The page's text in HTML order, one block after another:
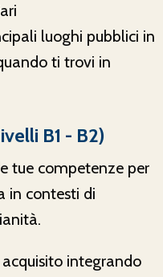
luoghi pubblici in
ti trovi in
B1 - B2)
tue competenze per
in contesti di
acquisito integrando